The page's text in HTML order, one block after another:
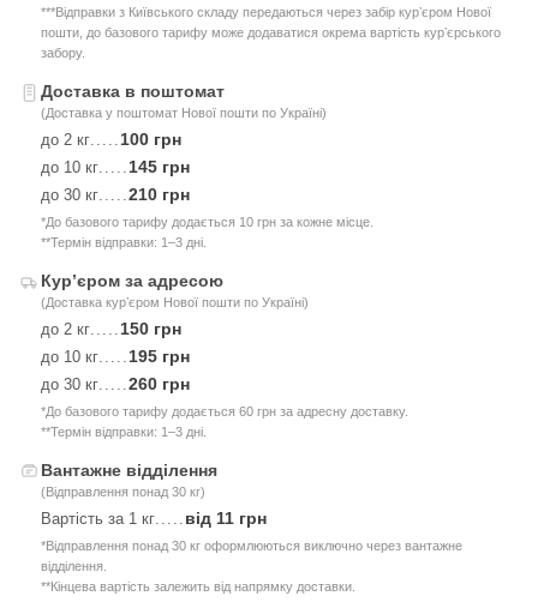
***Відправки з Київського складу передаються через забір курʼєром Нової
пошти, до базового тарифу може додаватися окрема вартість курʼєрського
забору.
Доставка в поштомат
(Доставка у поштомат Нової пошти по Україні)
до 2 кг 100 грн
до 10 кг 145 грн
до 30 кг 210 грн
*До базового тарифу додається 10 грн за кожне місце.
**Термін відправки: 1–3 дні.
Курʼєром за адресою
(Доставка курʼєром Нової пошти по Україні)
до 2 кг 150 грн
до 10 кг 195 грн
до 30 кг 260 грн
*До базового тарифу додається 60 грн за адресну доставку.
**Термін відправки: 1–3 дні.
Вантажне відділення
(Відправлення понад 30 кг)
Вартість за 1 кг від 11 грн
*Відправлення понад 30 кг оформлюються виключно через вантажне
відділення.
**Кінцева вартість залежить від напрямку доставки.